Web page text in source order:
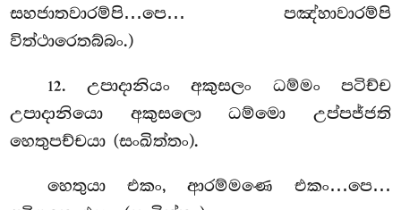
සහජාතවාරම්පි…පෙ… පඤ්හාවාරම්පි
විත්ථාරෙතබ්බං.)
12. උපාදානියං අකුසලං ධම්මං පටිච්ච
උපාදානියො අකුසලො ධම්මො උප්පජ්ජති
හෙතුපච්චයා (සංඛිත්තං).
හෙතුයා එකං, ආරම්මණෙ එකං…පෙ…